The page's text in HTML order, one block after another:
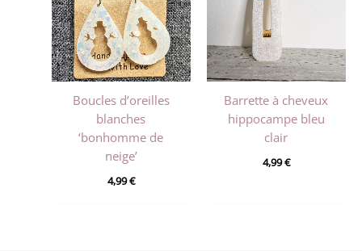
Boucles d’oreilles
blanches
‘bonhomme de
neige’
4,99€
Barrette à cheveux
hippocampe bleu
clair
4,99€